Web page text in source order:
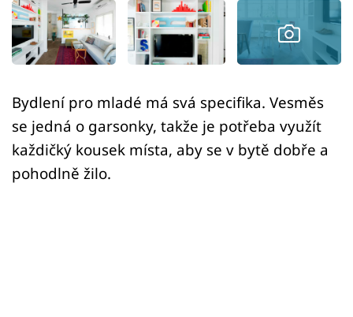
Bydlení pro mladé má svá specifika. Vesměs
se jedná o garsonky, takže je potřeba využít
každičký kousek místa, aby se v bytě dobře a
pohodlně žilo.